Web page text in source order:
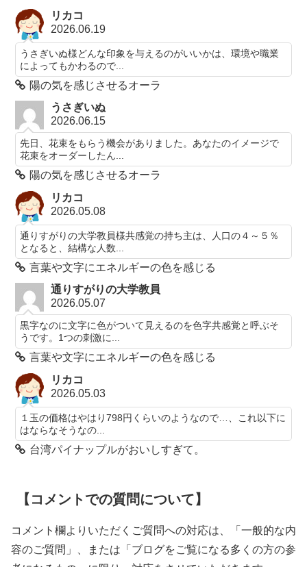
リカコ
2026.06.19
うさぎいぬ様どんな印象を与えるのがいいかは、環境や職業
によってもかわるので...
陽の気を感じさせるオーラ
うさぎいぬ
2026.06.15
先日、花束をもらう機会がありました。あなたのイメージで
花束をオーダーしたん...
陽の気を感じさせるオーラ
リカコ
2026.05.08
通りすがりの大学教員様共感覚の持ち主は、人口の４～５％
となると、結構な人数...
言葉や文字にエネルギーの色を感じる
通りすがりの大学教員
2026.05.07
黒字なのに文字に色がついて見えるのを色字共感覚と呼ぶそ
うです。1つの刺激に...
言葉や文字にエネルギーの色を感じる
リカコ
2026.05.03
１玉の価格はやはり798円くらいのようなので…、これ以下に
はならなそうなの...
台湾パイナップルがおいしすぎて。
【コメントでの質問について】
コメント欄よりいただくご質問への対応は、「一般的な内
容のご質問」、または「ブログをご覧になる多くの方の参